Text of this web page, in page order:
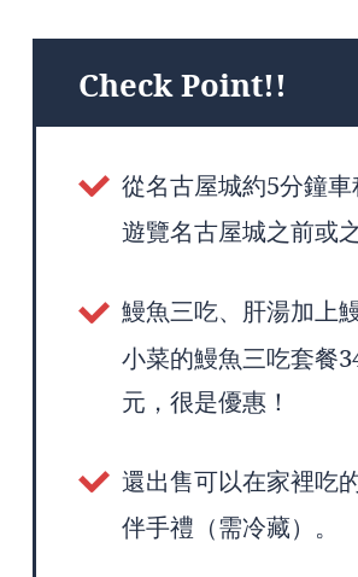
Check Point!!
從名古屋城約5分鐘
遊覽名古屋城之前或
鰻魚三吃、肝湯加上
小菜的鰻魚三吃套餐
元，很是優惠！
還出售可以在家裡吃
伴手禮（需冷藏）。